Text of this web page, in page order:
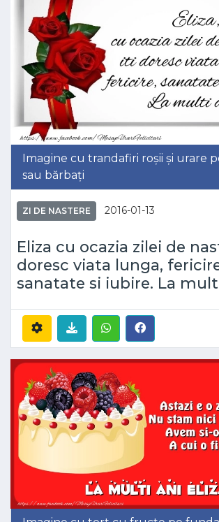
Imagine cu trandafiri roșii și urare
sau bărbați
ZI DE NASTERE 2016-01-13
Eliza cu ocazia zilei de
doresc viata lunga,
sanatate si iubire. La